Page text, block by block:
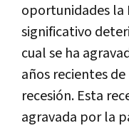
oportunidades la
significativo
cual se ha
años recientes
recesión. Esta
agravada por la